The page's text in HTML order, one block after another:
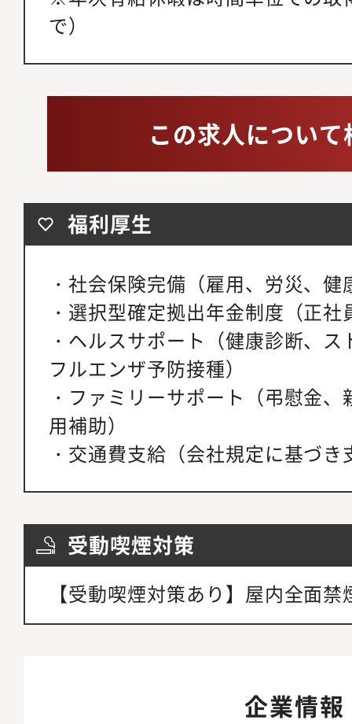
で）
この求人につい
福利厚生
・社会保険完備（雇用、労災、
・選択型確定拠出年金制度（正
・ヘルスサポート（健康診断、
フルエンザ予防接種）
・ファミリーサポート（弔慰金
用補助）
・交通費支給（会社規定に基づき
受動喫煙対策
【受動喫煙対策あり】屋内全面禁
企業情報